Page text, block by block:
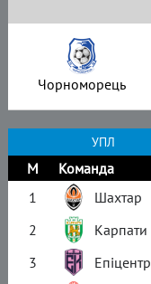
Чорноморець
УПЛ
М Команда
1
Шахтар
2
Карпати
3
Епіцентр